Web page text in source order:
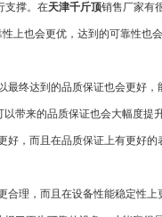
支撑。在天津千斤顶销售厂家有
上也会更优，达到的可靠性也
最终达到的品质保证也会更好
带来的品质保证也会大幅度提升
，而且在品质保证上有更好
合理，而且在设备性能稳定性